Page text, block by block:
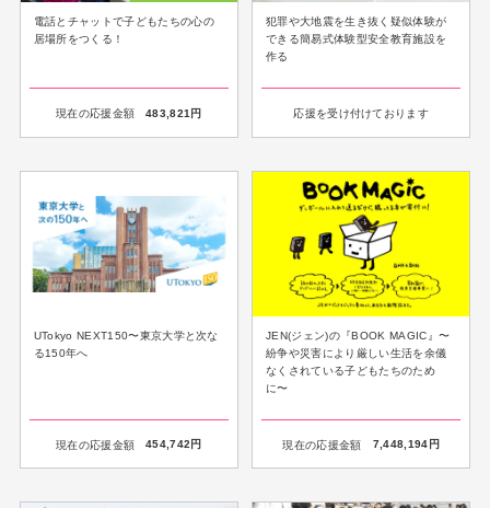
電話とチャットで子どもたちの心の
居場所をつくる！
現在の応援金額 483,821 円
犯罪や大地震を生き抜く疑似体験が
できる簡易式体験型安全教育施設を
作る
応援を受け付けております
UTokyo NEXT150〜東京大学と次な
る150年へ
現在の応援金額 454,742円
JEN(ジェン)の『BOOK MAGIC』〜
紛争や災害により厳しい生活を余儀
なくされている子どもたちのため
に〜
現在の応援金額 7,448,194 円